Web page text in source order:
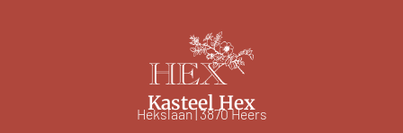
Kasteel Hex
Hekslaan | 3870 Heers